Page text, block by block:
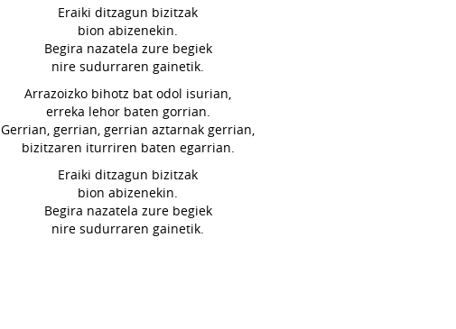
Eraiki ditzagun bizitzak
bion abizenekin.
Begira nazatela zure begiek
nire sudurraren gainetik.
Arrazoizko bihotz bat odol isurian,
erreka lehor baten gorrian.
Gerrian, gerrian, gerrian aztarnak gerrian,
bizitzaren iturriren baten egarrian.
Eraiki ditzagun bizitzak
bion abizenekin.
Begira nazatela zure begiek
nire sudurraren gainetik.